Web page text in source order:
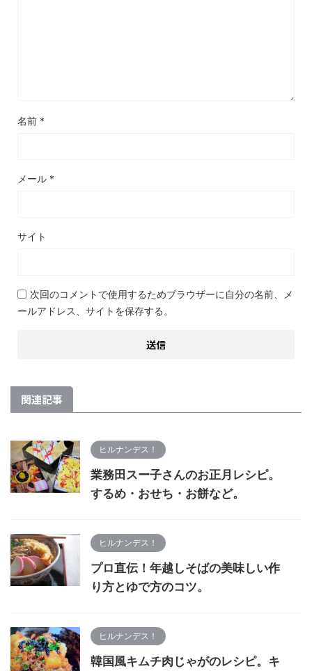
名前 *
メール *
サイト
次回のコメントで使用するためブラウザーに自分の名前、メ
ールアドレス、サイトを保存する。
関連記事
ヒルナンデス！
業務田スー子さんのお正月レシピ。
するめ・おせち・お餅など。
ヒルナンデス！
プロ直伝！年越しそばの美味しい作
り方とゆで方のコツ。
ヒルナンデス！
韓国風キムチ肉じゃがのレシピ。キ